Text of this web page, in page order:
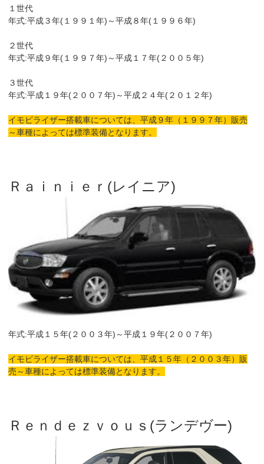
１世代
年式:平成３年(１９９１年)～平成８年(１９９６年)
２世代
年式:平成９年(１９９７年)～平成１７年(２００５年)
３世代
年式:平成１９年(２００７年)～平成２４年(２０１２年)
イモビライザー搭載車については、平成９年（１９９７年）販売
～車種によっては標準装備となります。
Ｒａｉｎｉｅｒ(レイニア)
年式:平成１５年(２００３年)～平成１９年(２００７年)
イモビライザー搭載車については、平成１５年（２００３年）販
売～車種によっては標準装備となります。
Ｒｅｎｄｅｚｖｏｕｓ(ランデヴー)